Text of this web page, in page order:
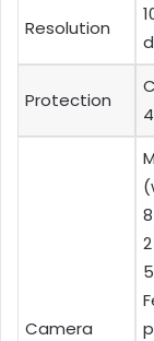
Resolution
Protection
Camera